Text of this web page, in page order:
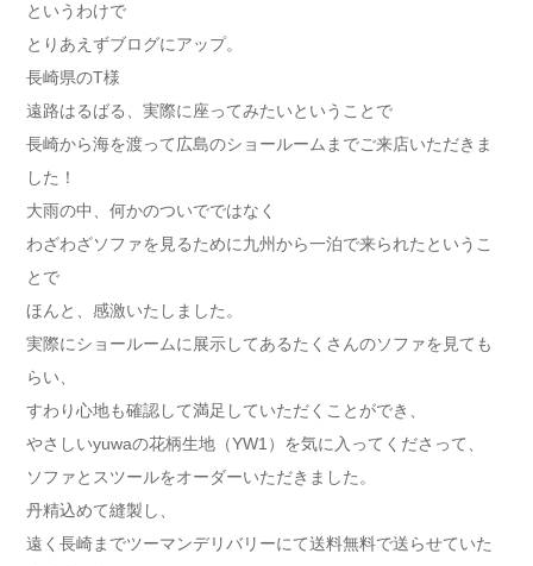
というわけで
とりあえずブログにアップ。
長崎県のT様
遠路はるばる、実際に座ってみたいということで
長崎から海を渡って広島のショールームまでご来店いただきま
した！
大雨の中、何かのついでではなく
わざわざソファを見るために九州から一泊で来られたというこ
とで
ほんと、感激いたしました。
実際にショールームに展示してあるたくさんのソファを見ても
らい、
すわり心地も確認して満足していただくことができ、
やさしいyuwaの花柄生地（YW1）を気に入ってくださって、
ソファとスツールをオーダーいただきました。
丹精込めて縫製し、
遠く長崎までツーマンデリバリーにて送料無料で送らせていた